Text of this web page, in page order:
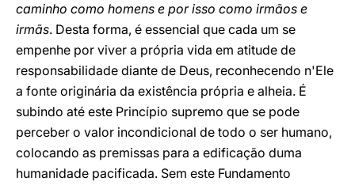
caminho como homens e por isso como irmãos e
irmãs. Desta forma, é essencial que cada um se
empenhe por viver a própria vida em atitude de
responsabilidade diante de Deus, reconhecendo n'Ele
a fonte originária da existência própria e alheia. É
subindo até este Princípio supremo que se pode
perceber o valor incondicional de todo o ser humano,
colocando as premissas para a edificação duma
humanidade pacificada. Sem este Fundamento